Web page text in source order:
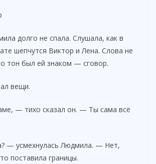
долго не спала. Слушала, как в
шепчутся Виктор и Лена. Слова не
тон был ей знаком — сговор.
вещи.
— тихо сказал он. — Ты сама всё
— усмехнулась Людмила. — Нет,
поставила границы.